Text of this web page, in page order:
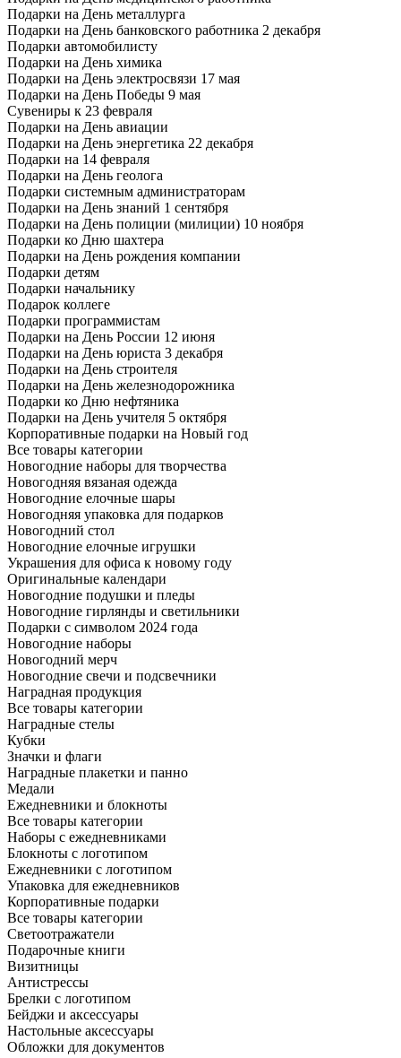
Подарки на День металлурга
Подарки на День банковского работника 2 декабря
Подарки автомобилисту
Подарки на День химика
Подарки на День электросвязи 17 мая
Подарки на День Победы 9 мая
Сувениры к 23 февраля
Подарки на День авиации
Подарки на День энергетика 22 декабря
Подарки на 14 февраля
Подарки на День геолога
Подарки системным администраторам
Подарки на День знаний 1 сентября
Подарки на День полиции (милиции) 10 ноября
Подарки ко Дню шахтера
Подарки на День рождения компании
Подарки детям
Подарки начальнику
Подарок коллеге
Подарки программистам
Подарки на День России 12 июня
Подарки на День юриста 3 декабря
Подарки на День строителя
Подарки на День железнодорожника
Подарки ко Дню нефтяника
Подарки на День учителя 5 октября
Корпоративные подарки на Новый год
Все товары категории
Новогодние наборы для творчества
Новогодняя вязаная одежда
Новогодние елочные шары
Новогодняя упаковка для подарков
Новогодний стол
Новогодние елочные игрушки
Украшения для офиса к новому году
Оригинальные календари
Новогодние подушки и пледы
Новогодние гирлянды и светильники
Подарки с символом 2024 года
Новогодние наборы
Новогодний мерч
Новогодние свечи и подсвечники
Наградная продукция
Все товары категории
Наградные стелы
Кубки
Значки и флаги
Наградные плакетки и панно
Медали
Ежедневники и блокноты
Все товары категории
Наборы с ежедневниками
Блокноты с логотипом
Ежедневники с логотипом
Упаковка для ежедневников
Корпоративные подарки
Все товары категории
Светоотражатели
Подарочные книги
Визитницы
Антистрессы
Брелки с логотипом
Бейджи и аксессуары
Настольные аксессуары
Обложки для документов